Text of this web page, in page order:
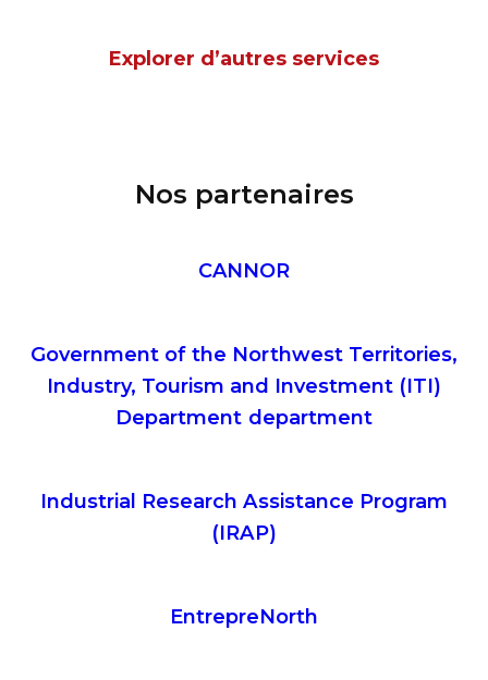
Explorer d’autres services
Nos partenaires
CANNOR
Government of the Northwest Territories,
Industry, Tourism and Investment (ITI)
Department department
Industrial Research Assistance Program
(IRAP)
EntrepreNorth